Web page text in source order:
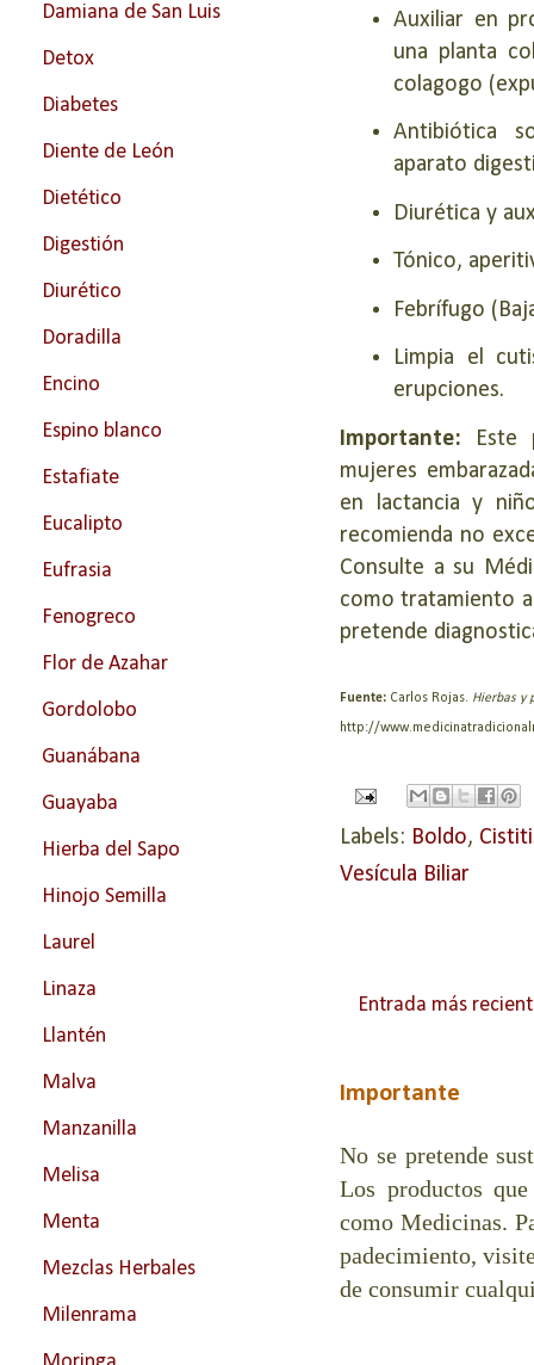
Auxiliar en
una planta
colagogo
Antibiótica
aparato
Diurética y
Tónico,
Febrífugo
Limpia el
erupciones.
Importante: Este
mujeres
en lactancia y
recomienda no
Consulte a su
como tratamiento
pretende
Fuente: Carlos Rojas. Hierbas y
http://
Labels: Boldo,
Vesícula Biliar
Entrada más
Importante
No se pretende
Los productos
como Medicinas.
padecimiento,
de consumir
Damiana de San Luis
Detox
Diabetes
Diente de León
Dietético
Digestión
Diurético
Doradilla
Encino
Espino blanco
Estafiate
Eucalipto
Eufrasia
Fenogreco
Flor de Azahar
Gordolobo
Guanábana
Guayaba
Hierba del Sapo
Hinojo Semilla
Laurel
Linaza
Llantén
Malva
Manzanilla
Melisa
Menta
Mezclas Herbales
Milenrama